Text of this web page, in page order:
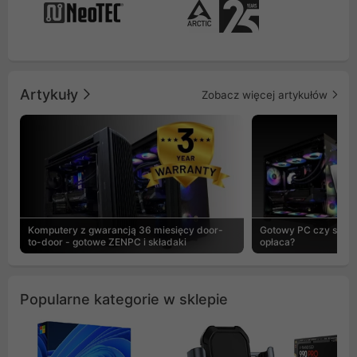
Artykuły Zobacz więcej artykułów
Komputery z gwarancją 36 miesięcy door-
to-door - gotowe ZENPC i składaki
Gotowy PC czy
opłaca?
Popularne kategorie w sklepie